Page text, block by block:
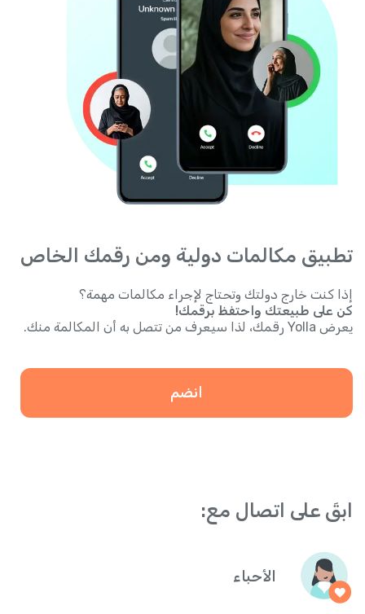
تطبيق مكالمات دولية ومن رقمك الخاص
إذا كنت خارج دولتك وتحتاج لإجراء مكالمات مهمة؟
كن على طبيعتك واحتفظ برقمك!
يعرض Yolla رقمك، لذا سيعرف من تتصل به أن المكالمة منك.
انضم
ابقَ على اتصال مع:
الأحباء